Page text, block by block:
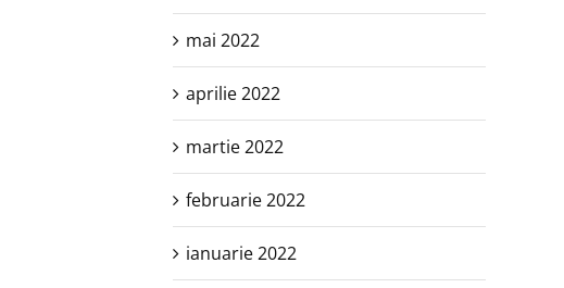
mai 2022
aprilie 2022
martie 2022
februarie 2022
ianuarie 2022